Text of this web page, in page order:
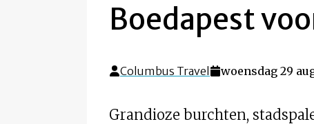
Boedapest
Columbus Travel woensdag 29
Grandioze burchten,